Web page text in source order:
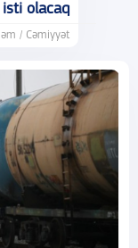
isti olacaq
/ Cəmiyyət